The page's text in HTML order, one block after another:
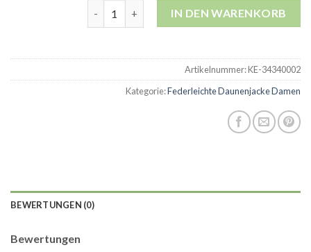
federleichte daunenjacke damen Menge
IN DEN WARENKORB
Artikelnummer:KE-34340002
Kategorie:Federleichte Daunenjacke Damen
BEWERTUNGEN (0)
Bewertungen